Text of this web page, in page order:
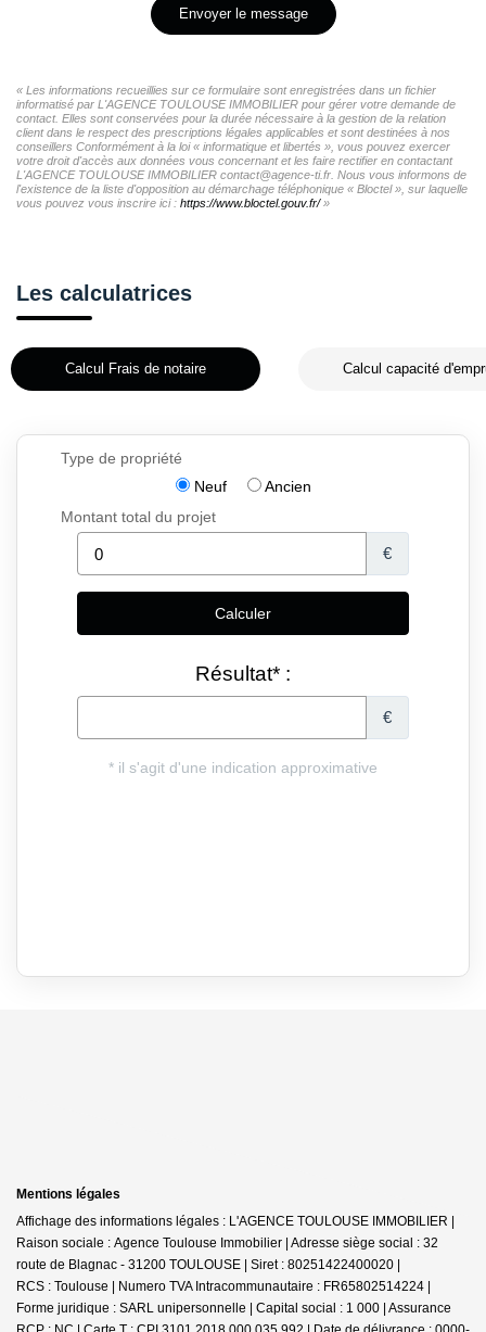
Envoyer le message
« Les informations recueillies sur ce formulaire sont enregistrées dans un fichier
informatisé par L'AGENCE TOULOUSE IMMOBILIER pour gérer votre demande de
contact. Elles sont conservées pour la durée nécessaire à la gestion de la relation
client dans le respect des prescriptions légales applicables et sont destinées à nos
conseillers Conformément à la loi « informatique et libertés », vous pouvez exercer
votre droit d'accès aux données vous concernant et les faire rectifier en contactant
L'AGENCE TOULOUSE IMMOBILIER contact@agence-ti.fr. Nous vous informons de
l'existence de la liste d'opposition au démarchage téléphonique « Bloctel », sur laquelle
vous pouvez vous inscrire ici : https://www.bloctel.gouv.fr/»
Les calculatrices
Calcul Frais de notaire Calcul capacité
Mentions légales
Affichage des informations légales : L'AGENCE TOULOUSE IMMOBILIER |
Raison sociale : Agence Toulouse Immobilier | Adresse siège social : 32
route de Blagnac - 31200 TOULOUSE | Siret : 80251422400020 |
RCS : Toulouse | Numero TVA Intracommunautaire : FR65802514224 |
Forme juridique : SARL unipersonnelle | Capital social : 1 000 | Assurance